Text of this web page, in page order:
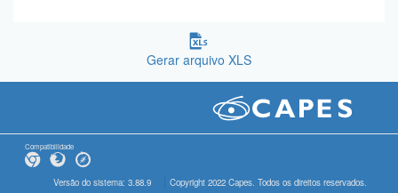
Gerar arquivo XLS
Compatibilidade
Versão do sistema: 3.88.9 Copyright 2022 Capes. Todos os direitos reservados.